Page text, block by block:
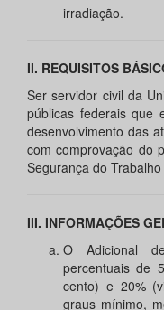
irradiação.
II. REQUISITOS
Ser servidor civil da
públicas federais que
desenvolvimento das
com comprovação do
Segurança do
III. INFORMAÇÕES
O Adicional
percentuais de
cento) e 20%
graus mínimo,